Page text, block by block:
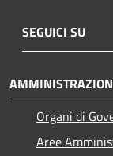
SEGUICI SU
Organi di
Aree